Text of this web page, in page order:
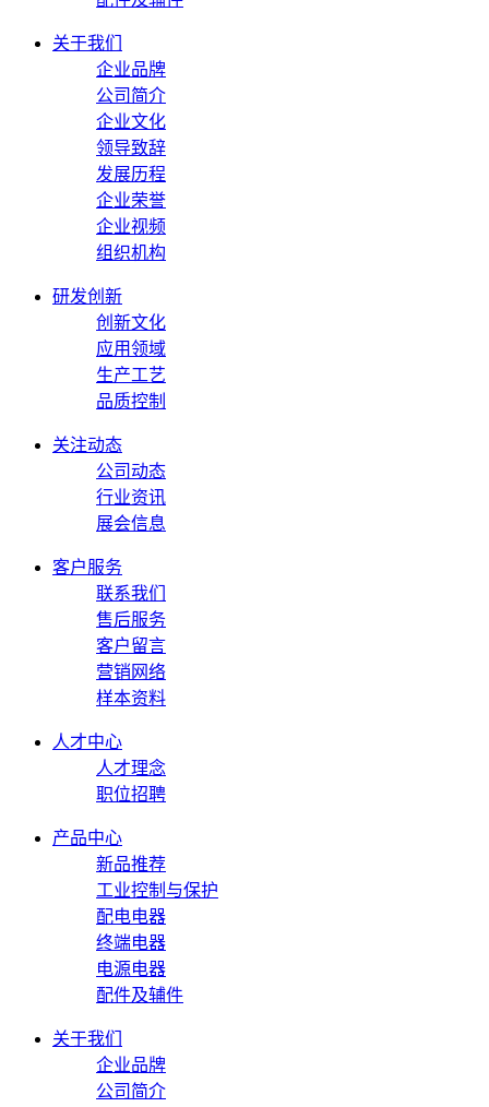
关于我们
企业品牌
公司简介
企业文化
领导致辞
发展历程
企业荣誉
企业视频
组织机构
研发创新
创新文化
应用领域
生产工艺
品质控制
关注动态
公司动态
行业资讯
展会信息
客户服务
联系我们
售后服务
客户留言
营销网络
样本资料
人才中心
人才理念
职位招聘
产品中心
新品推荐
工业控制与保护
配电电器
终端电器
电源电器
配件及辅件
关于我们
企业品牌
公司简介